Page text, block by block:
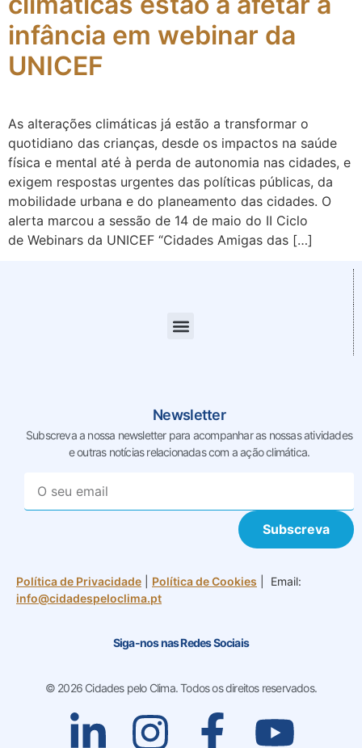
infância em webinar da
UNICEF
As alterações climáticas já estão a transformar o
quotidiano das crianças, desde os impactos na saúde
física e mental até à perda de autonomia nas cidades, e
exigem respostas urgentes das políticas públicas, da
mobilidade urbana e do planeamento das cidades. O
alerta marcou a sessão de 14 de maio do II Ciclo
de Webinars da UNICEF “Cidades Amigas das […]
Newsletter
Subscreva a nossa newsletter para acompanhar as nossasatividades
e outras notícias relacionadas com a ação climática.
Subscreva
Política de Privacidade Política de Cookies | Email:
info@cidadespeloclima.pt
Siga-nos nas Redes Sociais
© 2026 Cidades pelo Clima. Todos os direitos reservados.